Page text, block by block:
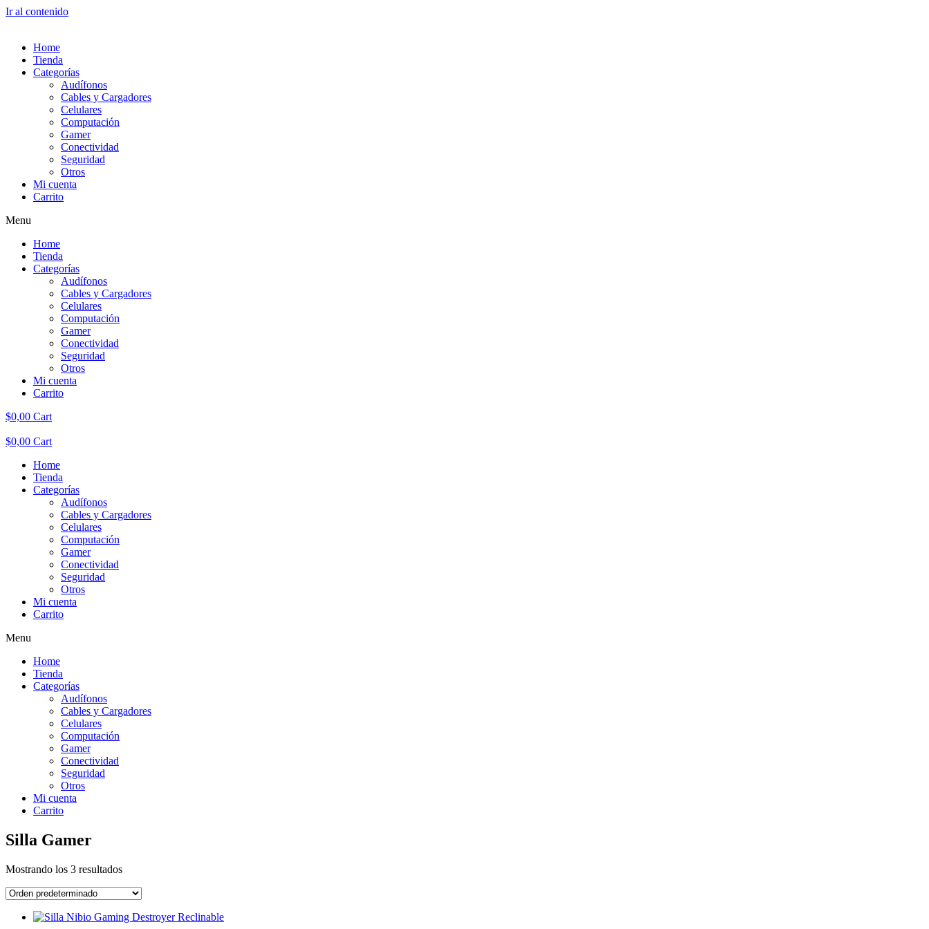
Ir al contenido
Home
Tienda
Categorías
Audífonos
Cables y Cargadores
Celulares
Computación
Gamer
Conectividad
Seguridad
Otros
Mi cuenta
Carrito
Menu
Home
Tienda
Categorías
Audífonos
Cables y Cargadores
Celulares
Computación
Gamer
Conectividad
Seguridad
Otros
Mi cuenta
Carrito
$0,00 Cart
$0,00 Cart
Home
Tienda
Categorías
Audífonos
Cables y Cargadores
Celulares
Computación
Gamer
Conectividad
Seguridad
Otros
Mi cuenta
Carrito
Menu
Home
Tienda
Categorías
Audífonos
Cables y Cargadores
Celulares
Computación
Gamer
Conectividad
Seguridad
Otros
Mi cuenta
Carrito
Silla Gamer
Mostrando los 3 resultados